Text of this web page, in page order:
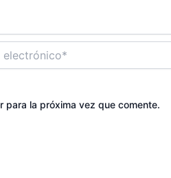
para la próxima vez que comente.